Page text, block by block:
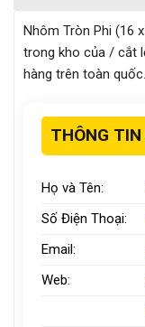
Nhôm Tròn Phi (16
trong kho của / cắt
hàng trên toàn quốc.
THÔNG TIN
Họ và Tên:
Số Điện Thoại:
Email:
Web: